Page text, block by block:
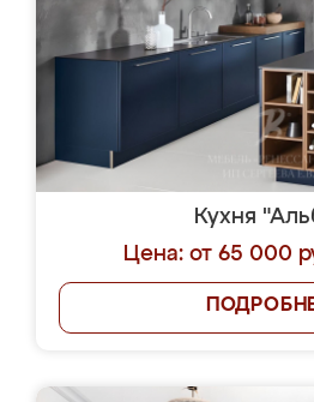
Кухня
Цена: от 65 000